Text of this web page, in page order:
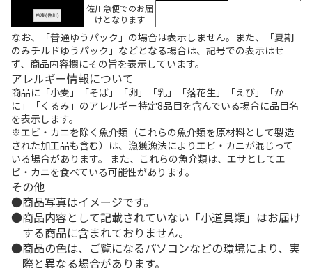
佐川急便でのお届
けとなります
なお、「普通ゆうパック」の場合は表示しません。また、「夏期
のみチルドゆうパック」などとなる場合は、記号での表示はせ
ず、商品内容欄にその旨を表示しています。
アレルギー情報について
商品に「小麦」「そば」「卵」「乳」「落花生」「えび」「か
に」「くるみ」のアレルギー特定8品目を含んでいる場合に品目名
を表示します。
※エビ・カニを除く魚介類（これらの魚介類を原材料として製造
された加工品も含む）は、漁獲漁法によりエビ・カニが混じって
いる場合があります。 また、これらの魚介類は、エサとしてエ
ビ・カニを食べている可能性があります。
その他
商品写真はイメージです。
商品内容として記載されていない「小道具類」はお届け
する商品に含まれておりません。
商品の色は、ご覧になるパソコンなどの環境により、実
際と異なる場合があります。